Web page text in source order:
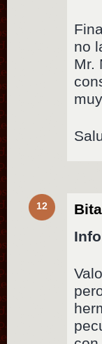
no
Mr.
12